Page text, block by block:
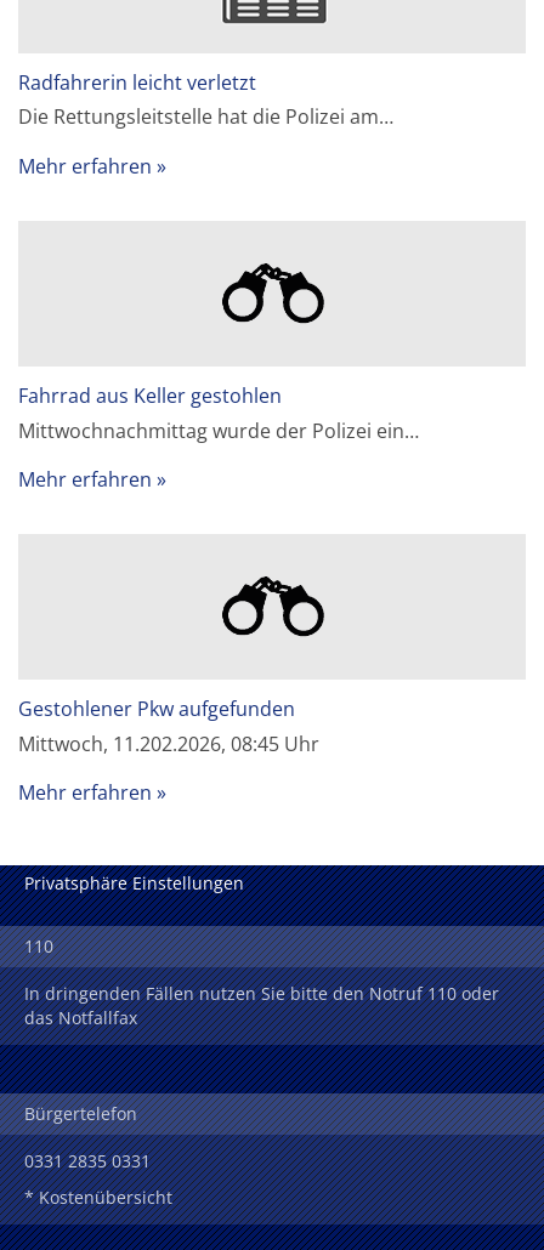
Radfahrerin leicht verletzt
Die Rettungsleitstelle hat die Polizei am…
Mehr erfahren
Fahrrad aus Keller gestohlen
Mittwochnachmittag wurde der Polizei ein…
Mehr erfahren
Gestohlener Pkw aufgefunden
Mittwoch, 11.202.2026, 08:45 Uhr
Mehr erfahren
Privatsphäre Einstellungen
110
In dringenden Fällen nutzen Sie bitte den Notruf 110 oder
das Notfallfax
Bürgertelefon
0331 2835 0331
* Kostenübersicht